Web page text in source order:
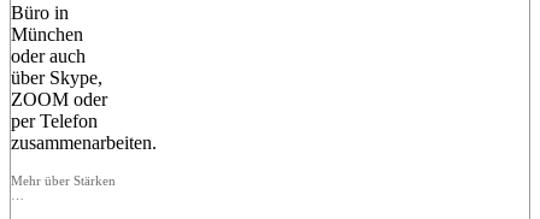
Büro in
München
oder auch
über Skype,
ZOOM oder
per Telefon
zusammenarbeiten.
Mehr über Stärken